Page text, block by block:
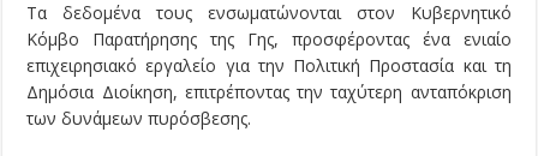
Τα δεδομένα τους ενσωματώνονται στον Κυβερνητικό
Κόμβο Παρατήρησης της Γης, προσφέροντας ένα ενιαίο
επιχειρησιακό εργαλείο για την Πολιτική Προστασία και τη
Δημόσια Διοίκηση, επιτρέποντας την ταχύτερη ανταπόκριση
των δυνάμεων πυρόσβεσης.